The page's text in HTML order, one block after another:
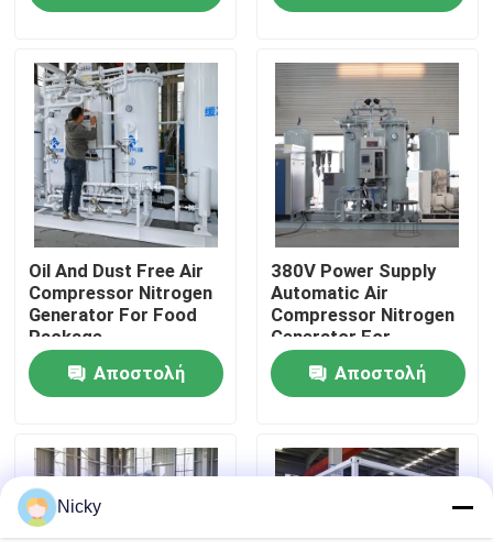
Επισκεψή εργοστασίου
Έλεγχος ποιότητας
Επικοινωνήστε μαζί μας
Ειδήσεις
Ζητήστε μια προσφορά
Παραγωγοί αζώτου PSA
Γεννήτρια αζώτου υψηλής αγνότητας
Oil And Dust Free Air
Compressor Nitrogen
Generator For Food
Package
Αποστολή
380V Power Supply
Automatic Air
Compressor Nitrogen
Generator For
Beverage Filling
Αποστολή
Nicky